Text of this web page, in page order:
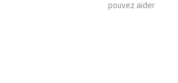
pouvez aider